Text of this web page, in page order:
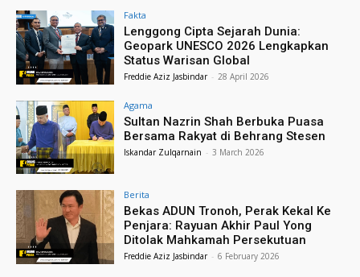
Fakta
Lenggong Cipta Sejarah Dunia:
Geopark UNESCO 2026 Lengkapkan
Status Warisan Global
Freddie Aziz Jasbindar - 28 April 2026
Agama
Sultan Nazrin Shah Berbuka Puasa
Bersama Rakyat di Behrang Stesen
Iskandar Zulqarnain - 3 March 2026
Berita
Bekas ADUN Tronoh, Perak Kekal Ke
Penjara: Rayuan Akhir Paul Yong
Ditolak Mahkamah Persekutuan
Freddie Aziz Jasbindar - 6 February 2026